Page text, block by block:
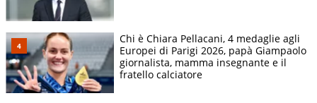
Chi è Chiara Pellacani, 4 medaglie agli
Europei di Parigi 2026, papà Giampaolo
giornalista, mamma insegnante e il
fratello calciatore